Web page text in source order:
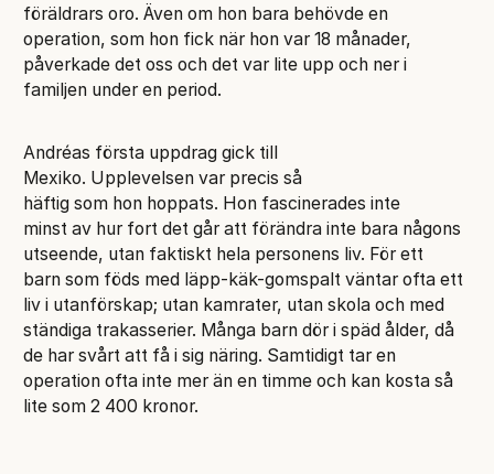
föräldrars oro. Även om hon bara behövde en
operation, som hon fick när hon var 18 månader,
påverkade det oss och det var lite upp och ner i
familjen under en period.
Andréas första uppdrag gick till
Mexiko. Upplevelsen var precis så
häftig som hon hoppats. Hon fascinerades inte
minst av hur fort det går att förändra inte bara någons
utseende, utan faktiskt hela personens liv. För ett
barn som föds med läpp-käk-gomspalt väntar ofta ett
liv i utanförskap; utan kamrater, utan skola och med
ständiga trakasserier. Många barn dör i späd ålder, då
de har svårt att få i sig näring. Samtidigt tar en
operation ofta inte mer än en timme och kan kosta så
lite som 2 400 kronor.